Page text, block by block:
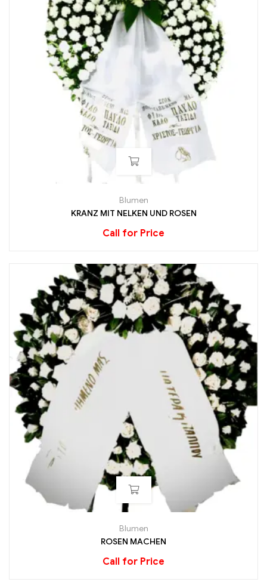
Blumen
KRANZ MIT NELKEN UND ROSEN
Call for Price
Blumen
ROSEN MACHEN
Call for Price